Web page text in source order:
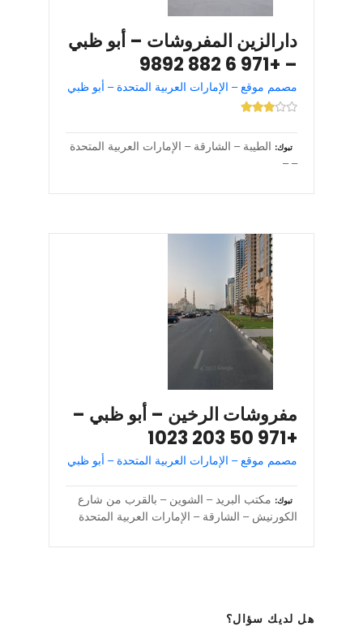
دارالزين المفروشات – أبو ظبي
– +971 6 882 9892
مصمم موقع – الإمارات العربية المتحدة – أبو ظبي
تبوك
الطيبة – الشارقة – الإمارات العربية المتحدة
– –
مفروشات الرخين – أبو ظبي –
+971 50 203 1023
مصمم موقع – الإمارات العربية المتحدة – أبو ظبي
تبوك
مكتب البريد – الشوين – بالقرب من شارع
الكورنيش – الشارقة – الإمارات العربية المتحدة
هل لديك سؤال؟